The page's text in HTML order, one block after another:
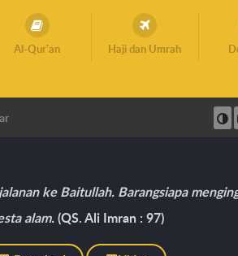
Al-Qur'an Haji dan Umrah
ke Baitullah. Barangsiapa
alam. (QS. Ali Imran : 97)